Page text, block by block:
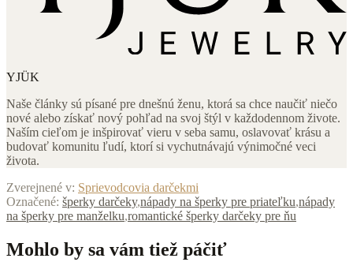
YJÜK
Naše články sú písané pre dnešnú ženu, ktorá sa chce naučiť niečo
nové alebo získať nový pohľad na svoj štýl v každodennom živote.
Naším cieľom je inšpirovať vieru v seba samu, oslavovať krásu a
budovať komunitu ľudí, ktorí si vychutnávajú výnimočné veci
života.
Zverejnené v: Sprievodcovia darčekmi
Označené: šperky darčeky,nápady na šperky pre priateľku,nápady
na šperky pre manželku,romantické šperky darčeky pre ňu
Mohlo by sa vám tiež páčiť